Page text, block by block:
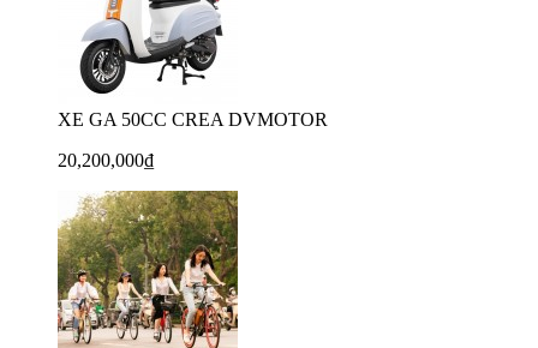
XE GA 50CC CREA DVMOTOR
20,200,000₫